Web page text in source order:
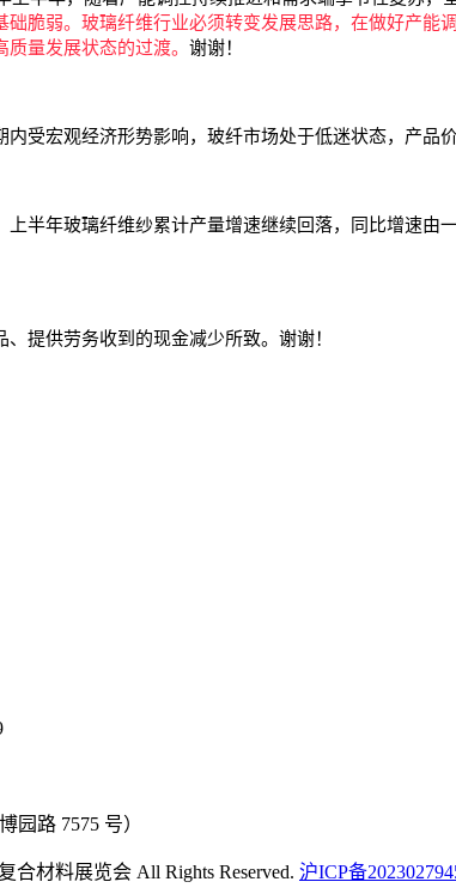
础脆弱。玻璃纤维行业必须转变发展思路，在做好产
量发展状态的过渡。 谢谢！
宏观经济形势影响，玻纤市场处于低迷状态，产品价
年玻璃纤维纱累计产量增速继续回落，同比增速由
提供劳务收到的现金减少所致。谢谢！
园路 7575 号）
合材料展览会 All Rights Reserved. 沪ICP备